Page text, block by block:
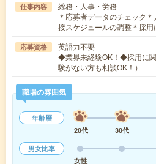
仕事内容
総務・人事・労務
＊応募者データのチェック
接スケジュールの調整＊採
応募資格
英語力不要
◆業界未経験OK！◆採用に
験がない方も相談OK！）
職場の雰囲気
年齢層
20代
30代
男女比率
女性